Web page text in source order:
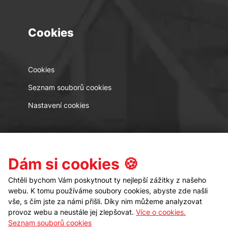
Cookies
Cookies
Seznam souborů cookies
Nastavení cookies
Kontakt Sledujte nás
Dám si cookies 🍪
Chtěli bychom Vám poskytnout ty nejlepší zážitky z našeho
webu. K tomu používáme soubory cookies, abyste zde našli
vše, s čím jste za námi přišli. Díky nim můžeme analyzovat
provoz webu a neustále jej zlepšovat. Více o cookies.
Seznam souborů cookies